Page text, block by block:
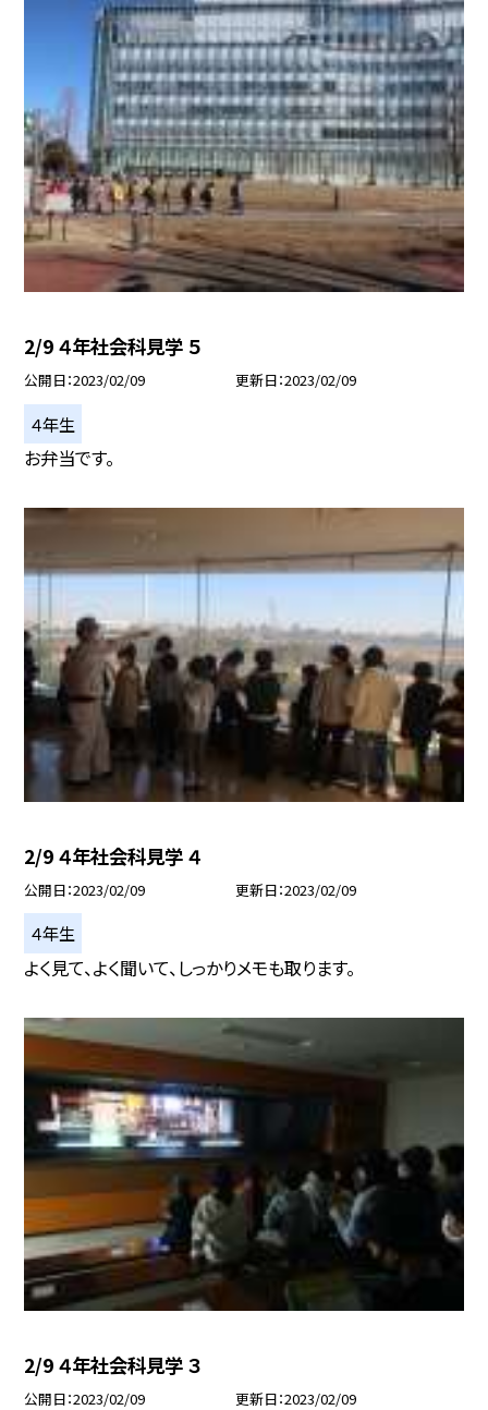
2/9 ４年社会科見学 ５
公開日 2023/02/09 更新日 2023/02/09
４年生
お弁当です。
2/9 ４年社会科見学 ４
公開日 2023/02/09 更新日 2023/02/09
４年生
よく見て、よく聞いて、しっかりメモも取ります。
2/9 ４年社会科見学 ３
公開日 2023/02/09 更新日 2023/02/09